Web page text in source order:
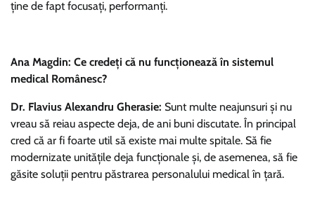
ține de fapt focusați, performanți.
Ana Magdin: Ce credeți că nu funcționează în sistemul
medical Românesc?
Dr. Flavius Alexandru Gherasie: Sunt multe neajunsuri și nu
vreau să reiau aspecte deja, de ani buni discutate. În principal
cred că ar fi foarte util să existe mai multe spitale. Să fie
modernizate unitățile deja funcționale și, de asemenea, să fie
găsite soluții pentru păstrarea personalului medical în țară.